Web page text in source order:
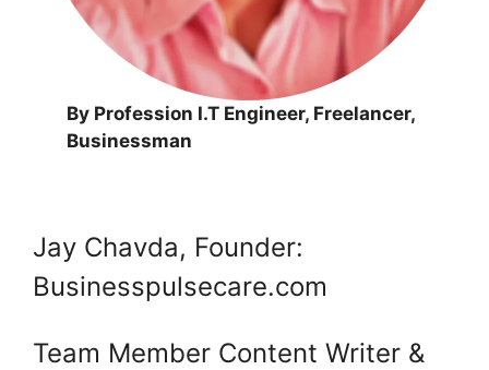
By Profession I.T Engineer, Freelancer,
Businessman
Jay Chavda, Founder:
Businesspulsecare.com
Team Member Content Writer &